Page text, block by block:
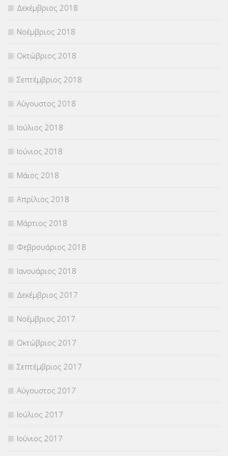
Δεκέμβριος 2018
Νοέμβριος 2018
Οκτώβριος 2018
Σεπτέμβριος 2018
Αύγουστος 2018
Ιούλιος 2018
Ιούνιος 2018
Μάιος 2018
Απρίλιος 2018
Μάρτιος 2018
Φεβρουάριος 2018
Ιανουάριος 2018
Δεκέμβριος 2017
Νοέμβριος 2017
Οκτώβριος 2017
Σεπτέμβριος 2017
Αύγουστος 2017
Ιούλιος 2017
Ιούνιος 2017